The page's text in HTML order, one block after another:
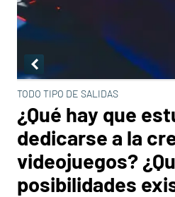
TODO TIPO DE SALIDAS
¿Qué hay que
dedicarse a la
videojuegos?
posibilidades